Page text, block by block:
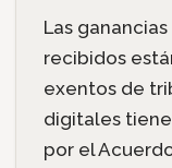
Las
recibidos
exentos de
digitales
por el